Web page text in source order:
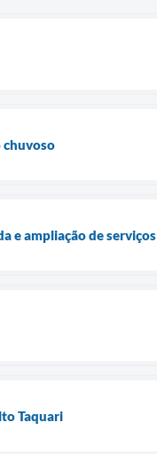
chuvoso
e ampliação de serviços
Taquari